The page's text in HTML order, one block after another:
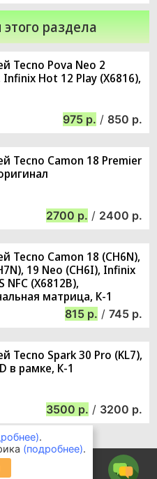
раздела
Tecno Pova Neo 2
Infinix Hot 12 Play (X6816),
975 / 850
Tecno Camon 18 Premier
2700 / 2400
Tecno Camon 18 (CH6N),
19 Neo (CH6I), Infinix
NFC (X6812B),
матрица, К-1
815 / 745
Tecno Spark 30 Pro (KL7),
в рамке, К-1
3500 / 3200
покупателей
.
(подробнее).